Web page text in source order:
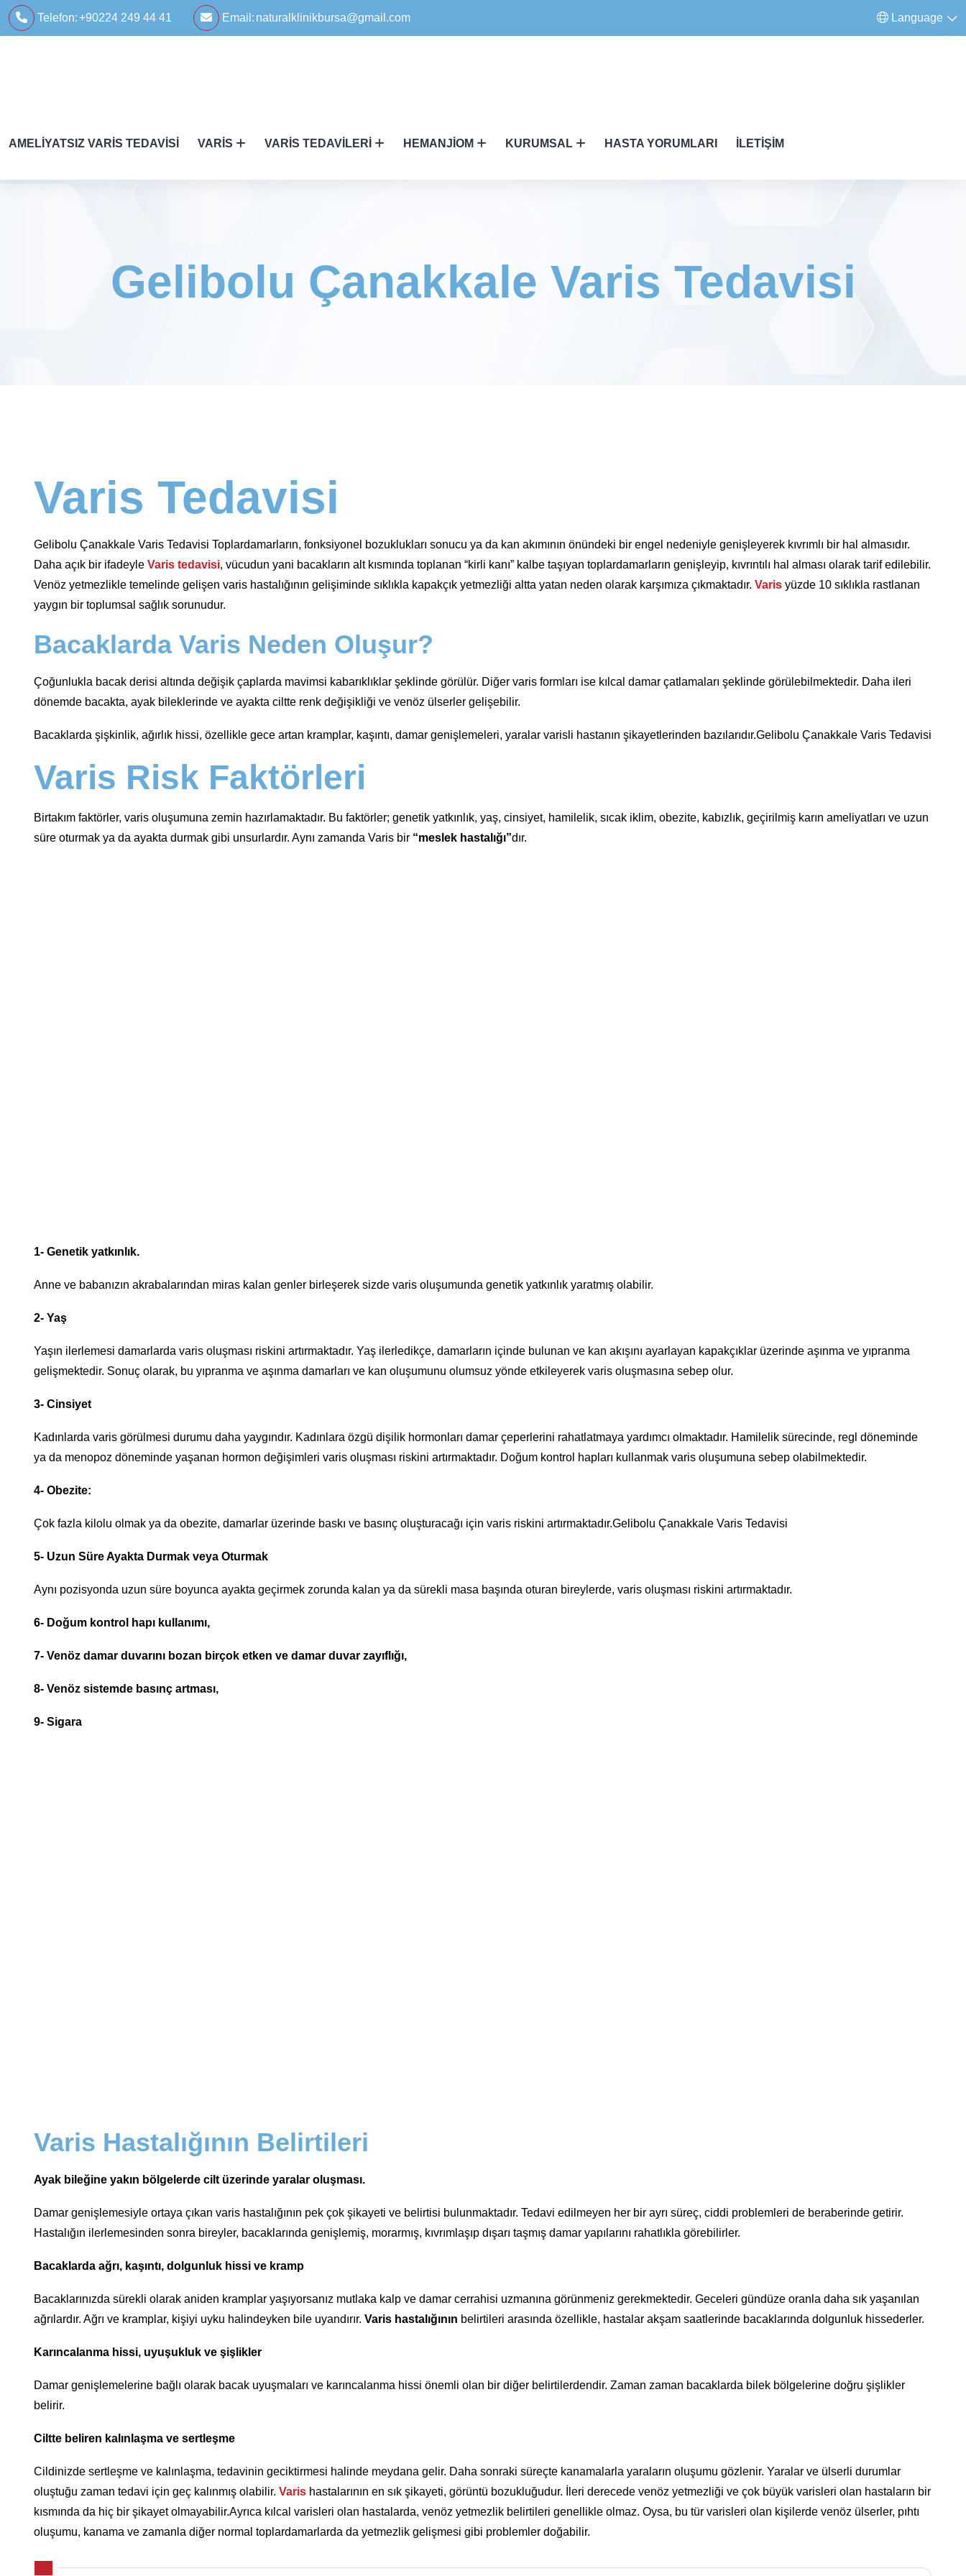
Telefon:+90224 249 44 41 Email: naturalklinikbursa@gmail.com Language
AMELIYATSIZ VARIS TEDAVISI VARIS VARIS TEDAVILERI HEMANJIOM KURUMSAL HASTA YORUMLARI İLETIŞIM
Gelibolu Çanakkale Varis Tedavisi
Varis Tedavisi
Gelibolu Çanakkale Varis Tedavisi Toplardamarların, fonksiyonel bozuklukları sonucu ya da kan akımının önündeki bir engel nedeniyle genişleyerek kıvrımlı bir hal almasıdır.
Daha açık bir ifadeyle Varis tedavisi, vücudun yani bacakların alt kısmında toplanan “kirli kanı” kalbe taşıyan toplardamarların genişleyip, kıvrıntılı hal alması olarak tarif edilebilir.
Venöz yetmezlikle temelinde gelişen varis hastalığının gelişiminde sıklıkla kapakçık yetmezliği altta yatan neden olarak karşımıza çıkmaktadır. Varis yüzde 10 sıklıkla rastlanan
yaygın bir toplumsal sağlık sorunudur.
Bacaklarda Varis Neden Oluşur?
Çoğunlukla bacak derisi altında değişik çaplarda mavimsi kabarıklıklar şeklinde görülür. Diğer varis formları ise kılcal damar çatlamaları şeklinde görülebilmektedir. Daha ileri
dönemde bacakta, ayak bileklerinde ve ayakta ciltte renk değişikliği ve venöz ülserler gelişebilir.
Bacaklarda şişkinlik, ağırlık hissi, özellikle gece artan kramplar, kaşıntı, damar genişlemeleri, yaralar varisli hastanın şikayetlerinden bazılarıdır.Gelibolu Çanakkale Varis Tedavisi
Varis Risk Faktörleri
Birtakım faktörler, varis oluşumuna zemin hazırlamaktadır. Bu faktörler; genetik yatkınlık, yaş, cinsiyet, hamilelik, sıcak iklim, obezite, kabızlık, geçirilmiş karın ameliyatları ve uzun
süre oturmak ya da ayakta durmak gibi unsurlardır. Aynı zamanda Varis bir “meslek hastalığı”dır.
1- Genetik yatkınlık.
Anne ve babanızın akrabalarından miras kalan genler birleşerek sizde varis oluşumunda genetik yatkınlık yaratmış olabilir.
2- Yaş
Yaşın ilerlemesi damarlarda varis oluşması riskini artırmaktadır. Yaş ilerledikçe, damarların içinde bulunan ve kan akışını ayarlayan kapakçıklar üzerinde aşınma ve yıpranma
gelişmektedir. Sonuç olarak, bu yıpranma ve aşınma damarları ve kan oluşumunu olumsuz yönde etkileyerek varis oluşmasına sebep olur.
3- Cinsiyet
Kadınlarda varis görülmesi durumu daha yaygındır. Kadınlara özgü dişilik hormonları damar çeperlerini rahatlatmaya yardımcı olmaktadır. Hamilelik sürecinde, regl döneminde
ya da menopoz döneminde yaşanan hormon değişimleri varis oluşması riskini artırmaktadır. Doğum kontrol hapları kullanmak varis oluşumuna sebep olabilmektedir.
4- Obezite:
Çok fazla kilolu olmak ya da obezite, damarlar üzerinde baskı ve basınç oluşturacağı için varis riskini artırmaktadır.Gelibolu Çanakkale Varis Tedavisi
5- Uzun Süre Ayakta Durmak veya Oturmak
Aynı pozisyonda uzun süre boyunca ayakta geçirmek zorunda kalan ya da sürekli masa başında oturan bireylerde, varis oluşması riskini artırmaktadır.
6- Doğum kontrol hapı kullanımı,
7- Venöz damar duvarını bozan birçok etken ve damar duvar zayıflığı,
8- Venöz sistemde basınç artması,
9- Sigara
Varis Hastalığının Belirtileri
Ayak bileğine yakın bölgelerde cilt üzerinde yaralar oluşması.
Damar genişlemesiyle ortaya çıkan varis hastalığının pek çok şikayeti ve belirtisi bulunmaktadır. Tedavi edilmeyen her bir ayrı süreç, ciddi problemleri de beraberinde getirir.
Hastalığın ilerlemesinden sonra bireyler, bacaklarında genişlemiş, morarmış, kıvrımlaşıp dışarı taşmış damar yapılarını rahatlıkla görebilirler.
Bacaklarda ağrı, kaşıntı, dolgunluk hissi ve kramp
Bacaklarınızda sürekli olarak aniden kramplar yaşıyorsanız mutlaka kalp ve damar cerrahisi uzmanına görünmeniz gerekmektedir. Geceleri gündüze oranla daha sık yaşanılan
ağrılardır. Ağrı ve kramplar, kişiyi uyku halindeyken bile uyandırır. Varis hastalığının belirtileri arasında özellikle, hastalar akşam saatlerinde bacaklarında dolgunluk hissederler.
Karıncalanma hissi, uyuşukluk ve şişlikler
Damar genişlemelerine bağlı olarak bacak uyuşmaları ve karıncalanma hissi önemli olan bir diğer belirtilerdendir. Zaman zaman bacaklarda bilek bölgelerine doğru şişlikler
belirir.
Ciltte beliren kalınlaşma ve sertleşme
Cildinizde sertleşme ve kalınlaşma, tedavinin geciktirmesi halinde meydana gelir. Daha sonraki süreçte kanamalarla yaraların oluşumu gözlenir. Yaralar ve ülserli durumlar
oluştuğu zaman tedavi için geç kalınmış olabilir. Varis hastalarının en sık şikayeti, görüntü bozukluğudur. İleri derecede venöz yetmezliği ve çok büyük varisleri olan hastaların bir
kısmında da hiç bir şikayet olmayabilir.Ayrıca kılcal varisleri olan hastalarda, venöz yetmezlik belirtileri genellikle olmaz. Oysa, bu tür varisleri olan kişilerde venöz ülserler, pıhtı
oluşumu, kanama ve zamanla diğer normal toplardamarlarda da yetmezlik gelişmesi gibi problemler doğabilir.